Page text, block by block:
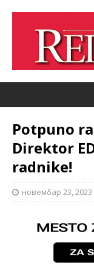
Potpuno
Direktor
radnike!
новембар 23, 2023